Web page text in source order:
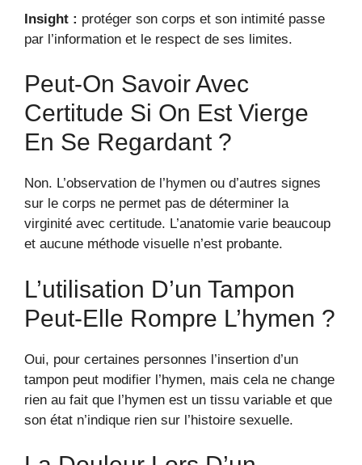
Insight : protéger son corps et son intimité passe
par l’information et le respect de ses limites.
Peut-On Savoir Avec
Certitude Si On Est Vierge
En Se Regardant ?
Non. L’observation de l’hymen ou d’autres signes
sur le corps ne permet pas de déterminer la
virginité avec certitude. L’anatomie varie beaucoup
et aucune méthode visuelle n’est probante.
L’utilisation D’un Tampon
Peut-Elle Rompre L’hymen ?
Oui, pour certaines personnes l’insertion d’un
tampon peut modifier l’hymen, mais cela ne change
rien au fait que l’hymen est un tissu variable et que
son état n’indique rien sur l’histoire sexuelle.